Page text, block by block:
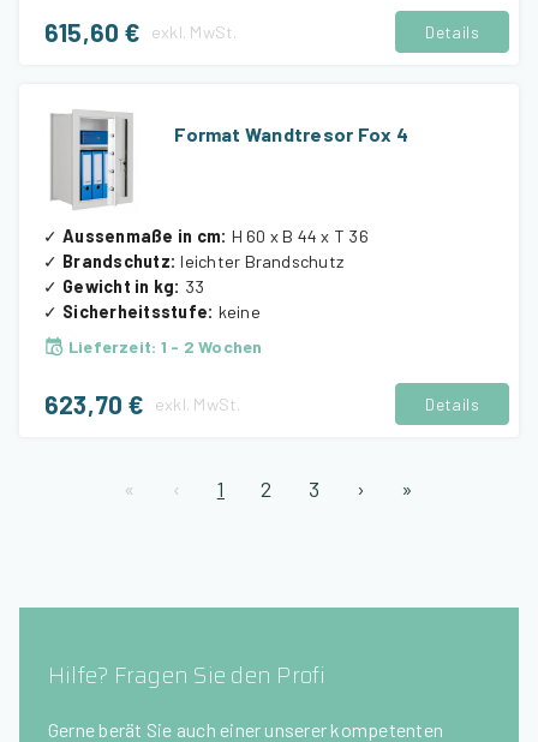
615,60 € exkl. MwSt. Details
Format Wandtresor Fox 4
✓ Aussenmaße in cm: H 60 x B 44 x T 36
✓ Brandschutz: leichter Brandschutz
✓ Gewicht in kg: 33
✓ Sicherheitsstufe: keine
Lieferzeit: 1 - 2 Wochen
623,70 € exkl. MwSt. Details
« ‹ 1 2 3 › »
Hilfe? Fragen Sie den Profi
Gerne berät Sie auch einer unserer kompetenten